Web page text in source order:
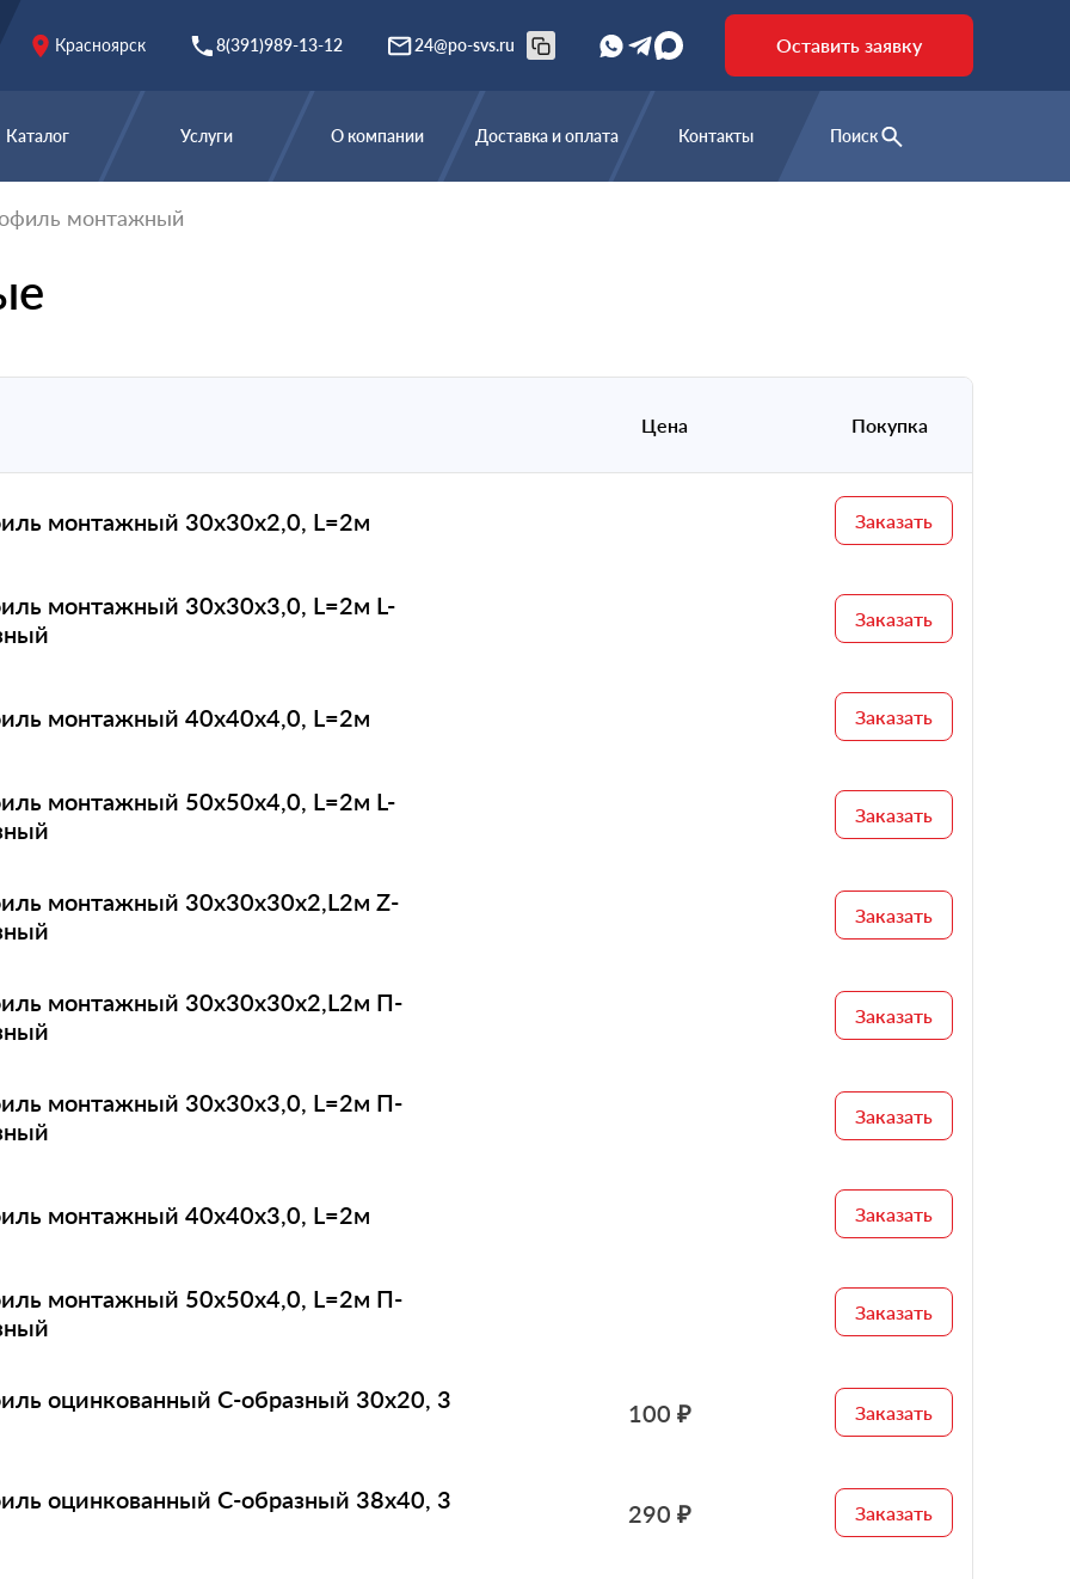
Красноярск 8(391)989-13-12 24@po-svs.ru Оставить заявку
Каталог Услуги О компании Доставка и оплата Контакты Поиск
монтажный
Цена Покупка
монтажный 30х30х2,0, L=2м Заказать
монтажный 30х30х3,0, L=2м L-
Заказать
монтажный 40х40х4,0, L=2м Заказать
монтажный 50х50х4,0, L=2м L-
Заказать
монтажный 30х30х30х2,L2м Z-
Заказать
монтажный 30х30х30х2,L2м П-
Заказать
монтажный 30х30х3,0, L=2м П-
Заказать
монтажный 40х40х3,0, L=2м Заказать
монтажный 50х50х4,0, L=2м П-
Заказать
оцинкованный C-образный 30х20, 3
100 ₽ Заказать
оцинкованный C-образный 38х40, 3
290 ₽ Заказать